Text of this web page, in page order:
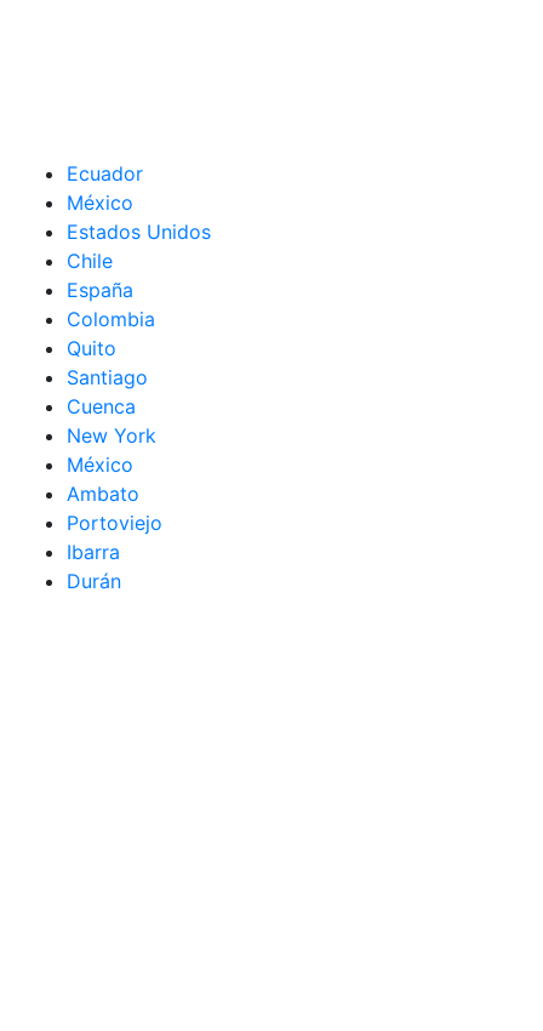
Ecuador
México
Estados Unidos
Chile
España
Colombia
Quito
Santiago
Cuenca
New York
México
Ambato
Portoviejo
Ibarra
Durán